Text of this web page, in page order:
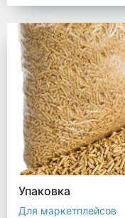
Упаковка
Для маркетплейсов